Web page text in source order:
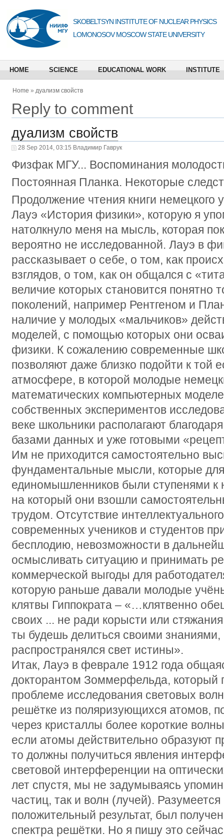
SKOBELTSYN INSTITUTE OF NUCLEAR PHYSICS
LOMONOSOV MOSCOW STATE UNIVERSITY
HOME SCIENCE EDUCATIONAL WORK INSTITUTE
Home » дуализм свойств
Reply to comment
дуализм свойств
28 Sep 2014, 03:15 Владимир Гаврук
Физфак МГУ... Воспоминания
Постоянная Планка. Некоторые
Продолжение чтения книги немецкого
Лауэ «История физики», которую я
натолкнуло меня на мысль, которая
вероятно не исследованной. Лауэ в
рассказывает о себе, о том, как
взглядов, о том, как он общался с
величие которых становится понятно
поколений, например Рентгеном и
наличие у молодых «мальчиков»
моделей, с помощью которых они
физики. К сожалению современные
позволяют даже близко подойти к той
атмосфере, в которой молодые
математических компьютерных
собственных экспериментов
веке школьники располагают
базами данных и уже готовыми
Им не приходится самостоятельно
фундаментальные мысли, которые
единомышленников были ступенями к
на который они взошли
трудом. Отсутствие
современных учеников и студентов
бесплодию, невозможности в
осмысливать ситуацию и принимать
коммерческой выгоды для
которую раньше давали молодые
клятвы Гиппократа – «…клятвенно
своих ... не ради корысти или
ты будешь делиться своими
распространялся свет истины».
Итак, Лауэ в феврале 1912 года
докторантом Зоммерфельда, который
проблеме исследования световых
решётке из поляризующихся атомов,
через кристаллы более короткие
если атомы действительно образуют
то должны получиться явления
световой интерференции на
лет спустя, мы не задумываясь
частиц, так и волн (лучей).
положительный результат, был
спектра решётки. Но я пишу это